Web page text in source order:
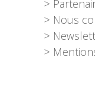
>
> Nous
>
>